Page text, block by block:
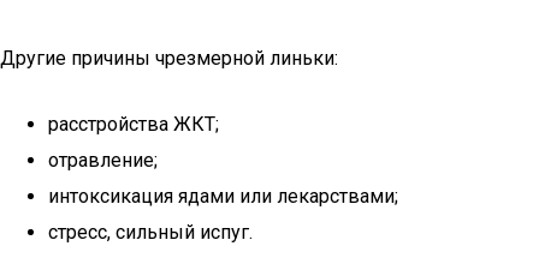
Другие причины чрезмерной линьки:
расстройства ЖКТ;
отравление;
интоксикация ядами или лекарствами;
стресс, сильный испуг.